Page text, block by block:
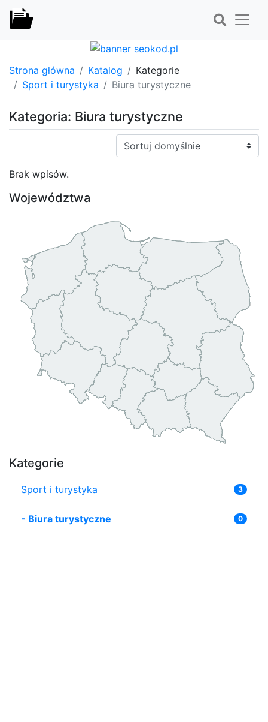
Strona główna Katalog
Kategorie
Sport i turystyka
Biura turystyczne
Kategoria: Biura turystyczne
Sortuj:
Brak wpisów.
Województwa
Kategorie
Sport i turystyka 3
- Biura turystyczne 0